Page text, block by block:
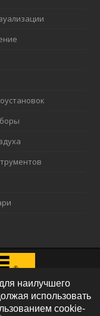
наилучшего
использовать
cookie-